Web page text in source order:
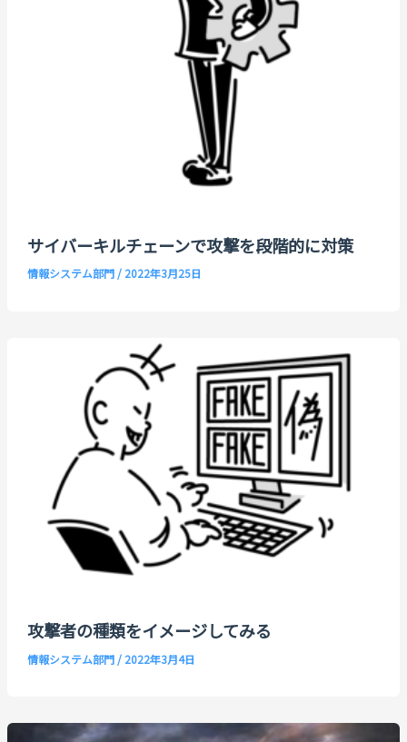
サイバーキルチェーンで攻撃を段階的に対策
情報システム部門/2022年3月25日
攻撃者の種類をイメージしてみる
情報システム部門/ 2022年3月4日